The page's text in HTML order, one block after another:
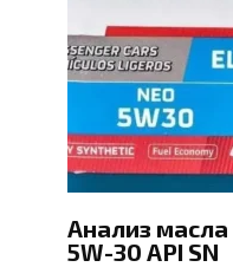
Анализ масла
5W-30 API SN